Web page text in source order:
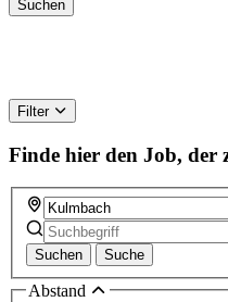
Filter
Finde hier den Job, der
Suchen Suche
Abstand